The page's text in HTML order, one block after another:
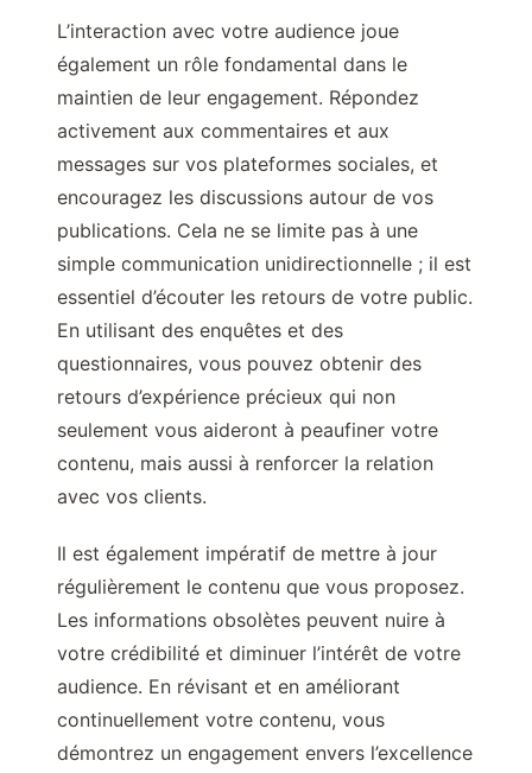
L’interaction avec votre audience joue
également un rôle fondamental dans le
maintien de leur engagement. Répondez
activement aux commentaires et aux
messages sur vos plateformes sociales, et
encouragez les discussions autour de vos
publications. Cela ne se limite pas à une
simple communication unidirectionnelle ; il est
essentiel d’écouter les retours de votre public.
En utilisant des enquêtes et des
questionnaires, vous pouvez obtenir des
retours d’expérience précieux qui non
seulement vous aideront à peaufiner votre
contenu, mais aussi à renforcer la relation
avec vos clients.
Il est également impératif de mettre à jour
régulièrement le contenu que vous proposez.
Les informations obsolètes peuvent nuire à
votre crédibilité et diminuer l’intérêt de votre
audience. En révisant et en améliorant
continuellement votre contenu, vous
démontrez un engagement envers l’excellence